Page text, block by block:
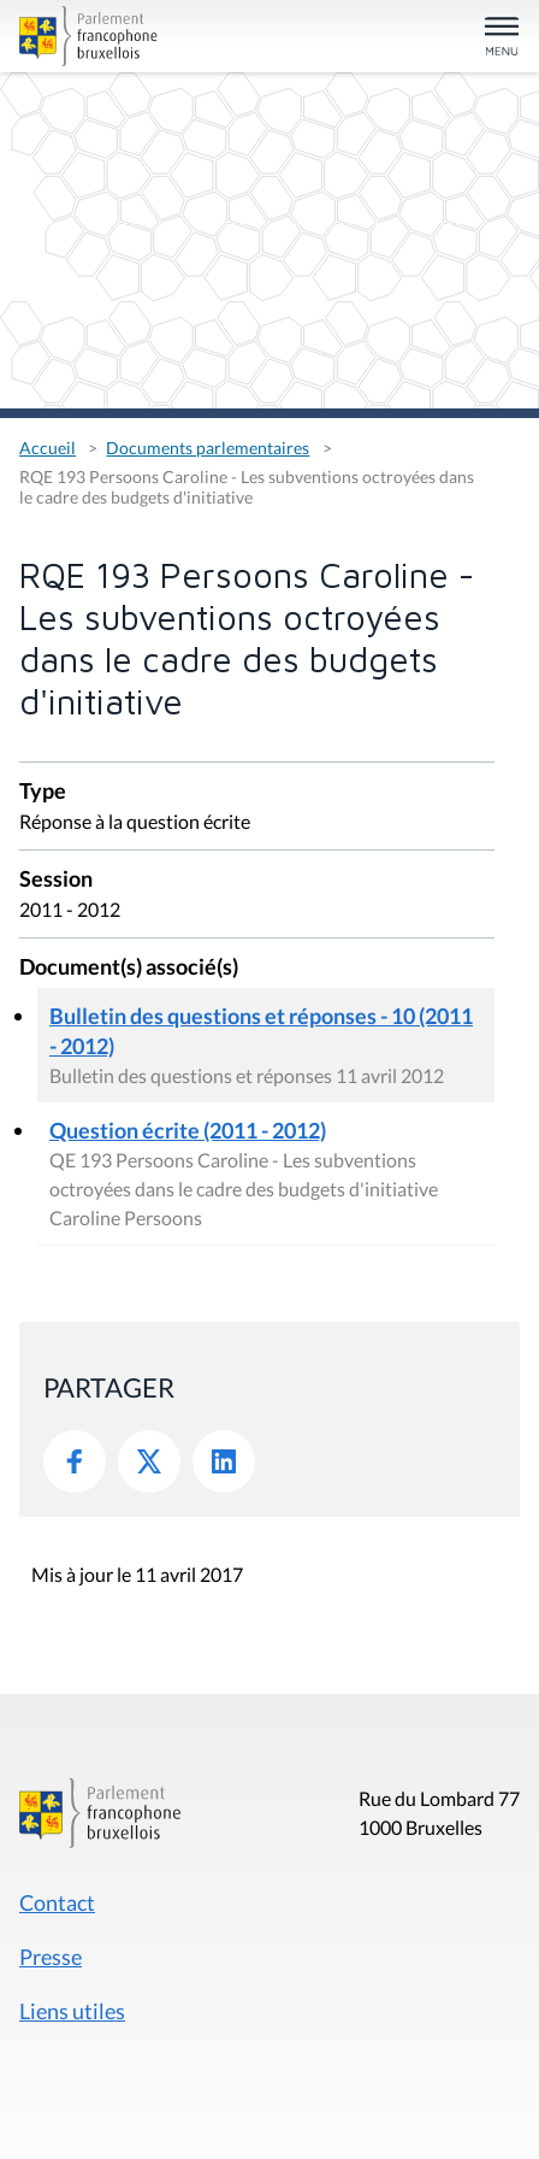
Accueil
Documents parlementaires
RQE 193 Persoons Caroline - Les subventions octroyées dans
le cadre des budgets d'initiative
RQE 193 Persoons Caroline -
Les subventions octroyées
dans le cadre des budgets
d'initiative
Type
Réponse à la question écrite
Session
2011 - 2012
Document(s) associé(s)
Bulletin des questions et réponses - 10 (2011
- 2012)
Bulletin des questions et réponses 11 avril 2012
Question écrite (2011 - 2012)
QE 193 Persoons Caroline - Les subventions
octroyées dans le cadre des budgets d'initiative
Caroline Persoons
PARTAGER
Mis à jour le 11 avril 2017
Rue du Lombard 77
1000 Bruxelles
Contact
Presse
Liens utiles